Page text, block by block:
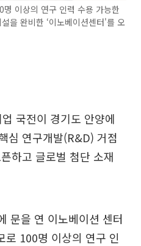
이상의 연구 인력 수용 가능한
을 완비한 ‘이노베이션센터'를 오
국전이 경기도 안양에
심 연구개발(R&D) 거점
하고 글로벌 첨단 소재
문을 연 이노베이션 센터
로 100명 이상의 연구 인